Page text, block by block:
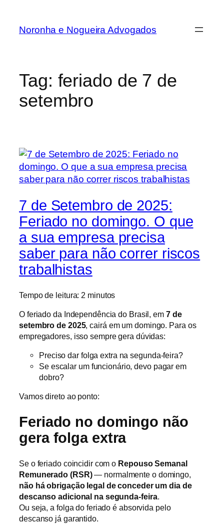
Noronha e Nogueira Advogados
Tag: feriado de 7 de
setembro
7 de Setembro de 2025:
Feriado no domingo. O que
a sua empresa precisa
saber para não correr riscos
trabalhistas
Tempo de leitura: 2 minutos
O feriado da Independência do Brasil, em 7 de
setembro de 2025, cairá em um domingo. Para os
empregadores, isso sempre gera dúvidas:
Preciso dar folga extra na segunda-feira?
Se escalar um funcionário, devo pagar em
dobro?
Vamos direto ao ponto:
Feriado no domingo não
gera folga extra
Se o feriado coincidir com o Repouso Semanal
Remunerado (RSR)— normalmente o domingo,
não há obrigação legal de conceder um dia de
descanso adicional na segunda-feira.
Ou seja, a folga do feriado é absorvida pelo
descanso já garantido.